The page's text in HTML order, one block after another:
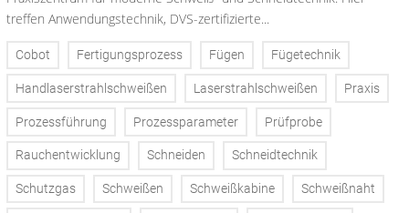
treffen Anwendungstechnik, DVS-zertifizierte...
Cobot Fertigungsprozess Fügen Fügetechnik
Handlaserstrahlschweißen Laserstrahlschweißen Praxis
Prozessführung Prozessparameter Prüfprobe
Rauchentwicklung Schneiden Schneidtechnik
Schutzgas Schweißen Schweißkabine Schweißnaht